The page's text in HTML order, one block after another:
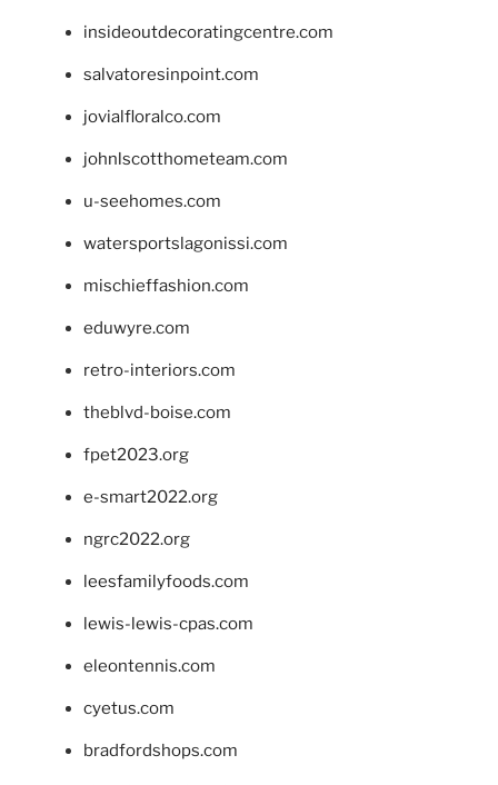
insideoutdecoratingcentre.com
salvatoresinpoint.com
jovialfloralco.com
johnlscotthometeam.com
u-seehomes.com
watersportslagonissi.com
mischieffashion.com
eduwyre.com
retro-interiors.com
theblvd-boise.com
fpet2023.org
e-smart2022.org
ngrc2022.org
leesfamilyfoods.com
lewis-lewis-cpas.com
eleontennis.com
cyetus.com
bradfordshops.com